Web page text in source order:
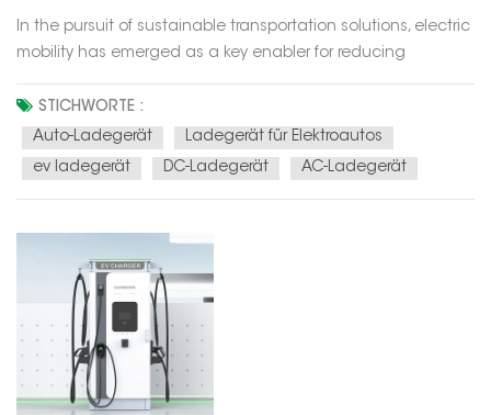
In the pursuit of sustainable transportation solutions, electric
mobility has emerged as a key enabler for reducing
conservation. At the heart of this eco-friendly revolution are
electric vehicles (EVs), powered by electricity instead of fossil
fuels. Th...
STICHWORTE :
Auto-Ladegerät
Ladegerät für Elektroautos
ev ladegerät
DC-Ladegerät AC-Ladegerät